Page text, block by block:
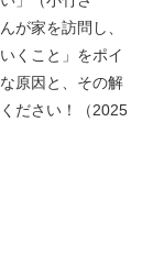
が家を訪問し、
くこと」をポイ
原因と、その解
ださい！（2025